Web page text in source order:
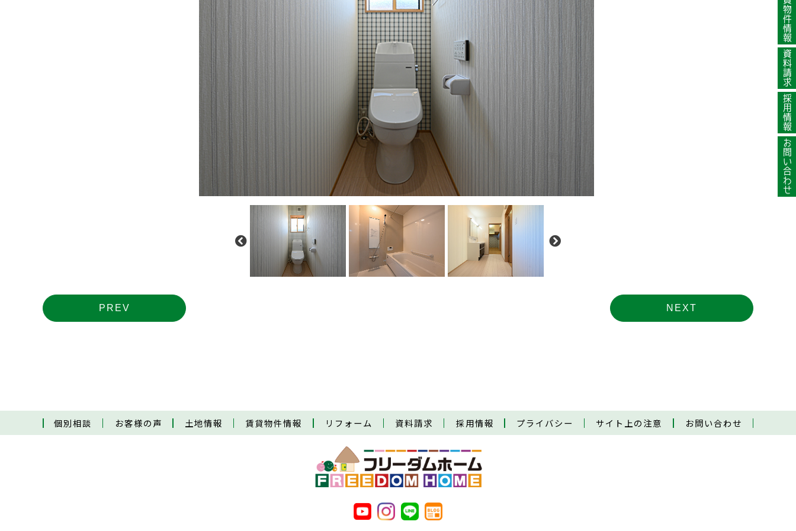
PREV NEXT
賃貸物件情報
資料請求
採用情報
お問い合わせ
個別相談 お客様の声 土地情報 賃貸物件情報 リフォーム 資料請求 採用情報 プライバシー サイト上の注意 お問い合わせ